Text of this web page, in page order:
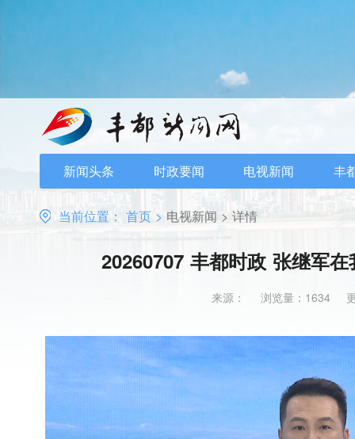
新闻头条 时政要闻 电视新闻 丰
当前位置： 首页 > 电视新闻 > 详情
20260707 丰都时政 张继军
来源： 浏览量：1634